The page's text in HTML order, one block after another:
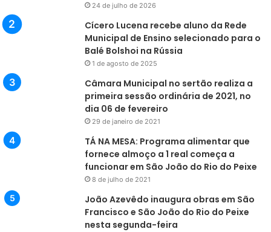
24 de julho de 2026
Cícero Lucena recebe aluno da Rede
Municipal de Ensino selecionado para o
Balé Bolshoi na Rússia
1 de agosto de 2025
Câmara Municipal no sertão realiza a
primeira sessão ordinária de 2021, no
dia 06 de fevereiro
29 de janeiro de 2021
TÁ NA MESA: Programa alimentar que
fornece almoço a 1 real começa a
funcionar em São João do Rio do Peixe
8 de julho de 2021
João Azevêdo inaugura obras em São
Francisco e São João do Rio do Peixe
nesta segunda-feira